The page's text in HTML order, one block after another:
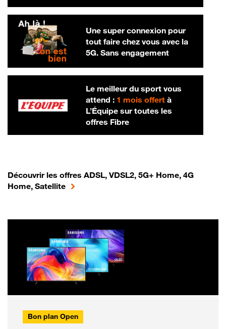
Une super connexion pour
tout faire chez vous avec la
5G. Sans engagement
Le meilleur du sport vous
attend : 1 mois offertà
L’Équipe sur toutes les
offres Fibre
Découvrir les offres ADSL, VDSL2, 5G+ Home, 4G
Home, Satellite
Bon plan Open